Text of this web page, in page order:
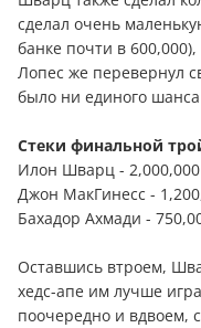
сделал очень
банке почти в
Лопес же перевернул
было ни единого
Стеки финальной
Илон Шварц - 2,000,000
Джон МакГинесс -
Бахадор Ахмади -
Оставшись втроем,
хедс-апе им лучше
поочередно и вдвоем,